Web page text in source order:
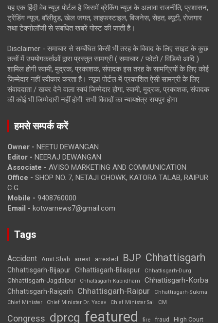
यह एक हिंदी वेब न्यूज़ पोर्टल है जिसमें ब्रेकिंग न्यूज़ के अलावा राजनीति, प्रशासन,
ट्रेंडिंग न्यूज, बॉलीवुड, खेल जगत, लाइफस्टाइल, बिजनेस, सेहत, ब्यूटी, रोजगार
तथा टेक्नोलॉजी से संबंधित खबरें पोस्ट की जाती है।
Disclaimer - समाचार से सम्बंधित किसी भी तरह के विवाद के लिए साइट के कुछ
तत्वों में उपयोगकर्ताओं द्वारा प्रस्तुत सामग्री ( समाचार / फोटो / विडियो आदि )
शामिल होगी स्वामी, मुद्रक, प्रकाशक, संपादक इस तरह के सामग्रियों के लिए कोई
ज़िम्मेदार नहीं स्वीकार करता है। न्यूज़ पोर्टल में प्रकाशित ऐसी सामग्री के लिए
संवाददाता / खबर देने वाला स्वयं जिम्मेदार होगा, स्वामी, मुद्रक, प्रकाशक, संपादक
की कोई भी जिम्मेदारी नहीं होगी. सभी विवादों का न्यायक्षेत्र रायपुर होगा
हमसे सम्पर्क करें
Owner - NEETU DEWANGAN
Editor - NEERAJ DEWANGAN
Associate - AVISO MARKETING AND COMMUNICATION
Office - SHOP NO. 7, NETAJI CHOWK, KATORA TALAB, RAIPUR
C.G.
Mobile - 9408760000
Email - kotwarnews7@gmail.com
Tags
Accident Amit Shah arrest arrested BJP Chhattisgarh
Chhattisgarh-Bijapur Chhattisgarh-Bilaspur Chhattisgarh-Durg
Chhattisgarh-Jagdalpur Chhattisgarh-Kabirdham Chhattisgarh-Korba
Chhattisgarh-Raigarh Chhattisgarh-Raipur
Chhattisgarh-Sukma
Chief Minister
Chief Minister Dr. Yadav Chief Minister Sai CM
Congress dprcg featured fire fraud High Court